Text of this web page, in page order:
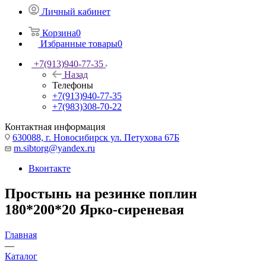
Личный кабинет
Корзина0
Избранные товары0
+7(913)940-77-35
Назад
Телефоны
+7(913)940-77-35
+7(983)308-70-22
Контактная информация
630088, г. Новосибирск ул. Петухова 67Б
m.sibtorg@yandex.ru
Вконтакте
Простынь на резинке поплин
180*200*20 Ярко-сиреневая
Главная
—
Каталог